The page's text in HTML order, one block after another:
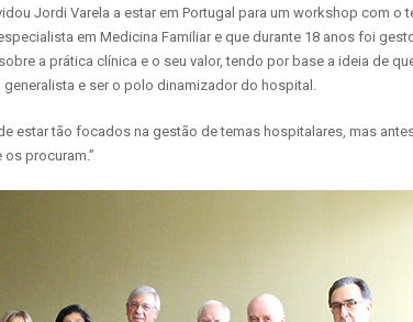
Jordi Varela a estar em Portugal para um workshop com o
em Medicina Familiar e que durante 18 anos foi
a prática clínica e o seu valor, tendo por base a ideia de
e ser o polo dinamizador do hospital.
estar tão focados na gestão de temas hospitalares, mas
procuram.”